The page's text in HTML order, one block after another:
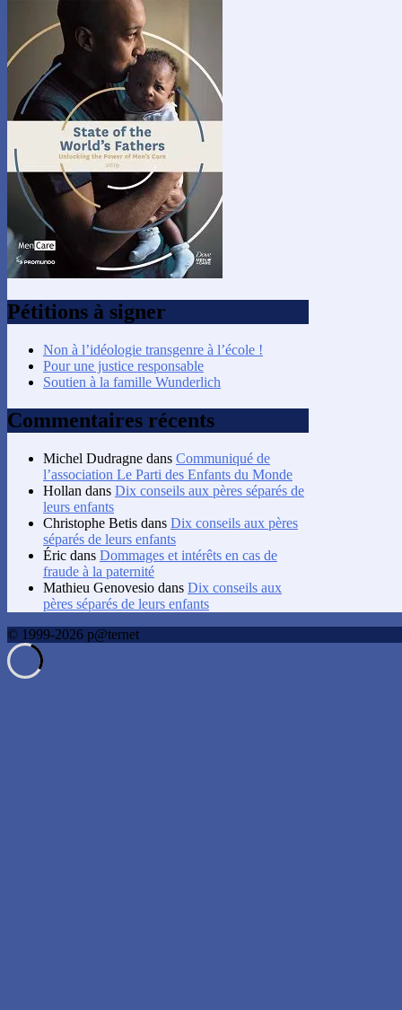
Pétitions à signer
Non à l’idéologie transgenre à l’école !
Pour une justice responsable
Soutien à la famille Wunderlich
Commentaires récents
Michel Dudragne dans Communiqué de
l’association Le Parti des Enfants du Monde
Hollan dans Dix conseils aux pères séparés de
leurs enfants
Christophe Betis dans Dix conseils aux pères
séparés de leurs enfants
Éric dans Dommages et intérêts en cas de
fraude à la paternité
Mathieu Genovesio dans Dix conseils aux
pères séparés de leurs enfants
© 1999-2026 p@ternet